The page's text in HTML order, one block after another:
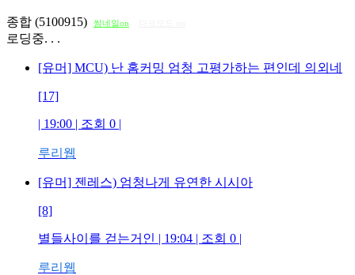
종합 (5100915) 썸네일on
로딩중. . .
[유머] MCU) 난 홈커밍 엄청 고평가하는 편인데 의외네
[17]
| 19:00 | 조회 0 |
루리웹
[유머] 젠레스) 엄청나게 유연한 시시아
[8]
별들사이를 걷는거인 | 19:04 | 조회 0 |
루리웹